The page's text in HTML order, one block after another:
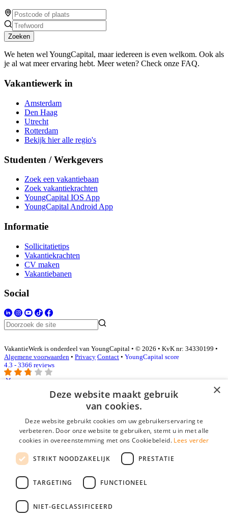
Zoeken
We heten wel YoungCapital, maar iedereen is even welkom. Ook als
je al wat meer ervaring hebt. Meer weten? Check onze FAQ.
Vakantiewerk in
Amsterdam
Den Haag
Utrecht
Rotterdam
Bekijk hier alle regio's
Studenten / Werkgevers
Zoek een vakantiebaan
Zoek vakantiekrachten
YoungCapital IOS App
YoungCapital Android App
Informatie
Sollicitatietips
Vakantiekrachten
CV maken
Vakantiebanen
Social
VakantieWerk is onderdeel van YoungCapital • © 2026 • KvK nr: 34330199 •
Algemene voorwaarden • Privacy Contact • YoungCapital score
4.3 - 3366 reviews
Inloggen als bedrijf
E-mail*
Wachtwoord
login gegevens onthouden
login
Bedrijf aanmelden
×
Deze website maakt gebruik
van cookies.
Deze website gebruikt cookies om uw gebruikerservaring te
verbeteren. Door onze website te gebruiken, stemt u in met alle
cookies in overeenstemming met ons Cookiebeleid. Lees verder
STRIKT NOODZAKELIJK PRESTATIE
TARGETING FUNCTIONEEL
NIET-GECLASSIFICEERD